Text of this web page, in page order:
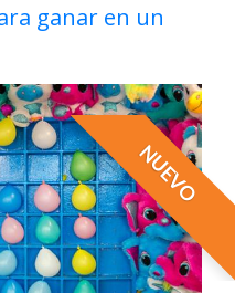
ganar en un
NUEVO